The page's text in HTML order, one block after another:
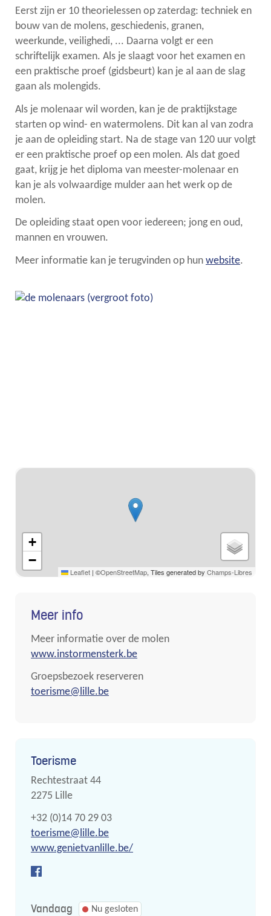
Eerst zijn er 10 theorielessen op zaterdag: techniek en
bouw van de molens, geschiedenis, granen,
weerkunde, veilighedi, ... Daarna volgt er een
schriftelijk examen. Als je slaagt voor het examen en
een praktische proef (gidsbeurt) kan je al aan de slag
gaan als molengids.
Als je molenaar wil worden, kan je de praktijkstage
starten op wind- en watermolens. Dit kan al van zodra
je aan de opleiding start. Na de stage van 120 uur volgt
er een praktische proef op een molen. Als dat goed
gaat, krijg je het diploma van meester-molenaar en
kan je als volwaardige mulder aan het werk op de
molen.
De opleiding staat open voor iedereen; jong en oud,
mannen en vrouwen.
Meer informatie kan je terugvinden op hun website.
Stratenplan
+
−
Leaflet | ©OpenStreetMap, Tiles generated by Champs-Libres
Meer info
Meer informatie over de molen
www.instormensterk.be
Groepsbezoek reserveren
toerisme@lille.be
Contact
Toerisme
Adres
Rechtestraat 44
,2275 Lille
Tel.
+32 (0)14 70 29 03
E-
mail
toerisme@lille.be
Website
www.genietvanlille.be/
Toerisme
Vandaag Nu gesloten